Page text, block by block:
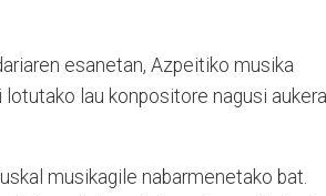
esanetan, Azpeitiko musika
lau konpositore nagusi
musikagile nabarmenetako bat.